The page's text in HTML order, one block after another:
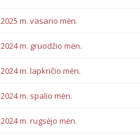
2025 m. vasario mėn.
2024 m. gruodžio mėn.
2024 m. lapkričio mėn.
2024 m. spalio mėn.
2024 m. rugsėjo mėn.